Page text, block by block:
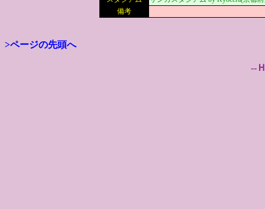
備考
>ページの先頭へ
--